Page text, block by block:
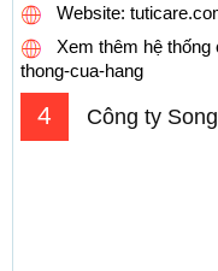
Website:
Xem thêm hệ
thong-cua-hang
4 Công ty